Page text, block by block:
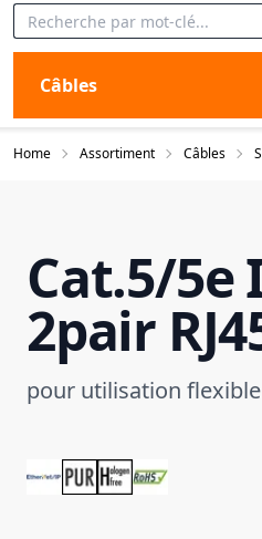
Câbles
Home Assortiment Câbles
Cat.5/5e
2pair
pour utilisation flexible